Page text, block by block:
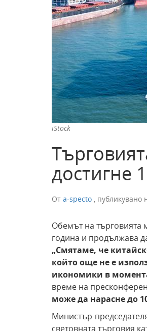
iStock
достигне
От a-specto , публикувано
Обемът на търговията
година и продължава
„Смятаме, че
който още не е
икономики в
време на
може да нарасне до
Министър-
световната търговия